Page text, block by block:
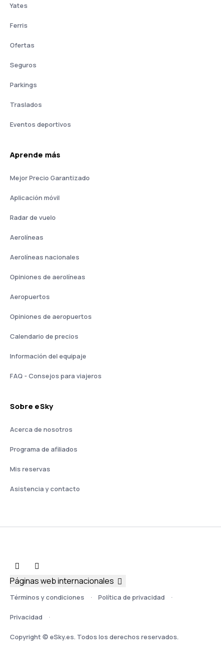
Yates
Ferris
Ofertas
Seguros
Parkings
Traslados
Eventos deportivos
Aprende más
Mejor Precio Garantizado
Aplicación móvil
Radar de vuelo
Aerolíneas
Aerolíneas nacionales
Opiniones de aerolíneas
Aeropuertos
Opiniones de aeropuertos
Calendario de precios
Información del equipaje
FAQ - Consejos para viajeros
Sobre eSky
Acerca de nosotros
Programa de afiliados
Mis reservas
Asistencia y contacto
Términos y condiciones Política de privacidad
Privacidad
Copyright © eSky.es. Todos los derechos reservados.
Páginas web internacionales